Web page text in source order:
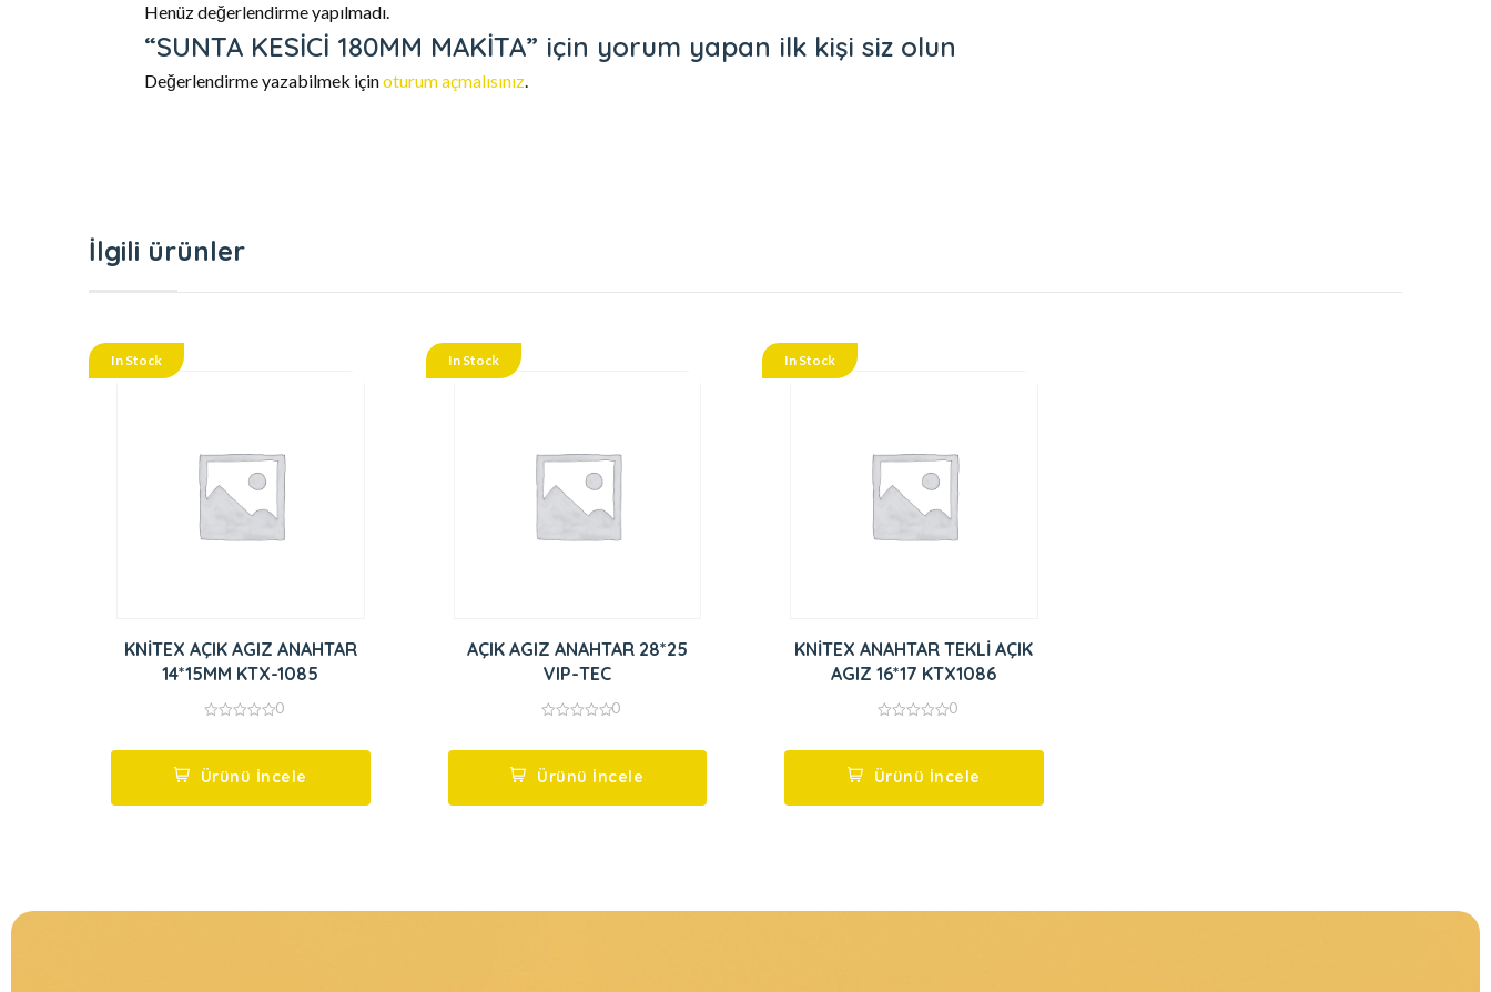
Henüz değerlendirme yapılmadı.
“SUNTA KESİCİ 180MM MAKİTA” için yorum yapan ilk kişi siz olun
Değerlendirme yazabilmek içinoturum açmalısınız.
İlgili ürünler
In Stock
KNİTEX AÇIK AGIZ ANAHTAR
14*15MM KTX-1085
5
0
Ürünü İncele
In Stock
AÇIK AGIZ ANAHTAR 28*25
VIP-TEC
5
0
Ürünü İncele
In Stock
KNİTEX ANAHTAR TEKLİ AÇIK
AGIZ 16*17 KTX1086
5
0
Ürünü İncele